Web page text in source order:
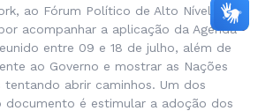
ao Fórum Político de Alto Nível da
acompanhar a aplicação da Agenda
entre 09 e 18 de julho, além de
ao Governo e mostrar as Nações
tentando abrir caminhos. Um dos
documento é estimular a adoção dos